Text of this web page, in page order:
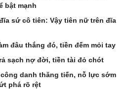
bật mạnh
sứ cô tiên: Vậy tiên nữ trên đĩa
đâu thắng đó, tiền đếm mỏi tay
sạch nợ đời, tiền tài đỏ chót
danh thăng tiến, nỗ lực sớm
phá rõ rệt